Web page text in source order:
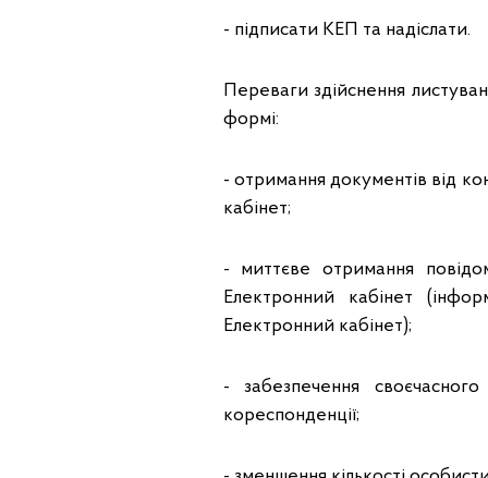
- підписати КЕП та надіслати.
Переваги здійснення
формі:
- отримання документів від
кабінет;
- миттєве отримання
Електронний кабінет
Електронний кабінет);
- забезпечення
кореспонденції;